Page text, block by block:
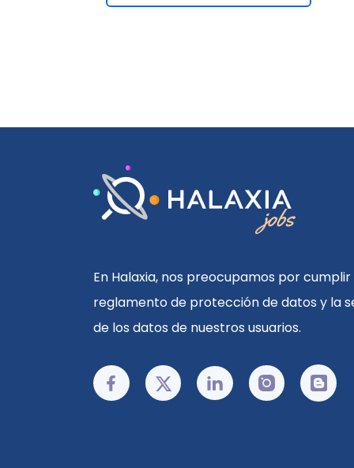
En Halaxia, nos preocupamos por
reglamento de protección de datos y la
de los datos de nuestros usuarios.